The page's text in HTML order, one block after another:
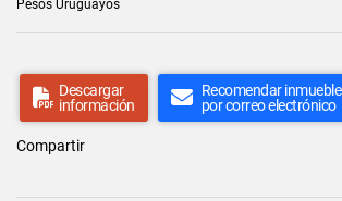
Pesos Uruguayos
Descargar
información
Recomendar inmueble
por correo electrónico
Compartir